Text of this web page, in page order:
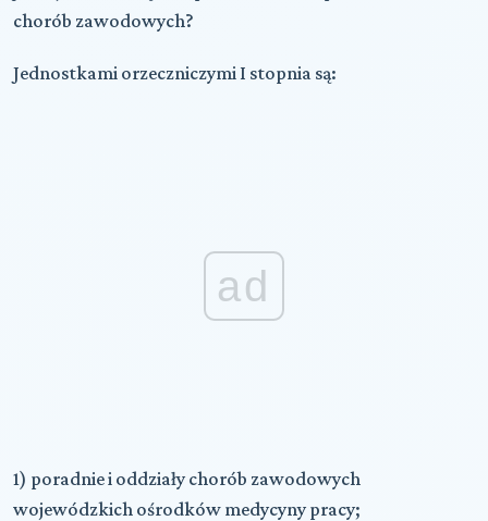
chorób zawodowych?
Jednostkami orzeczniczymi I stopnia są:
ad
1) poradnie i oddziały chorób zawodowych
wojewódzkich ośrodków medycyny pracy;